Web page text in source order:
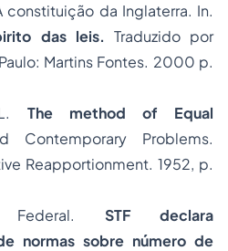
constituição da Inglaterra. In.
das leis. Traduzido por
Martins Fontes. 2000 p.
The method of Equal
Contemporary Problems.
Reapportionment. 1952, p.
Federal. STF declara
normas sobre número de